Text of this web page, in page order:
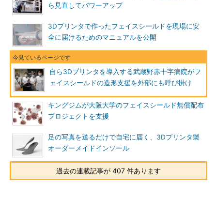
ら見直してパワーアップ
3Dプリンタで作ったフェイスシールドを現場に安
全に届けるためのマニュアルを公開
自ら3Dプリンタを導入する武蔵野赤十字病院がフ
ェイスシールドの造形支援を外部にも呼び掛け
キングジムが大阪大学のフェイスシールド無償配布
プロジェクトを支援
足の写真を送るだけで自宅に届く、3Dプリンタ製
オーダーメイドインソール
過去の連載記事が 407 件あります